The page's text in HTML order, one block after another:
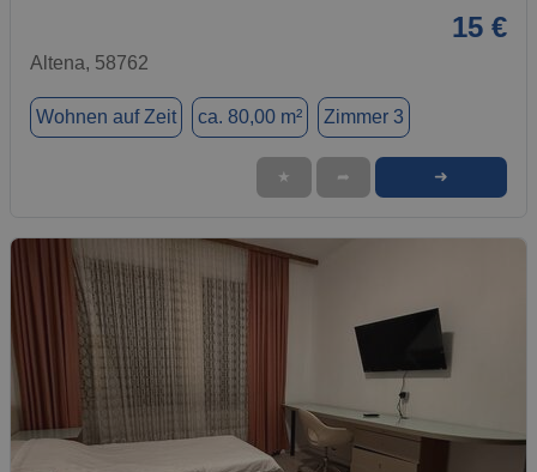
15 €
Altena, 58762
Wohnen auf Zeit ca. 80,00 m² Zimmer 3
★ ➦ ➜